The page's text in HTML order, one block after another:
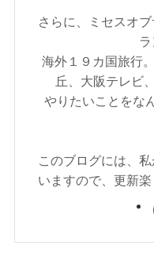
さらに、ミセスオ
海外１９カ国旅行
丘、大阪テレビ
やりたいことをな
このブログには、
いますので、更新